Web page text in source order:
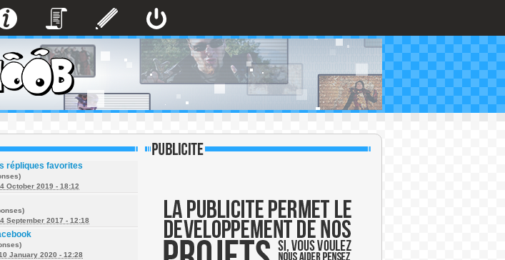
répliques favorites
October 2019 - 18:12
September 2017 - 12:18
January 2020 - 12:28